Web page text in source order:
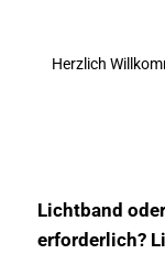
Herzlich
Lichtband
erforderlich?